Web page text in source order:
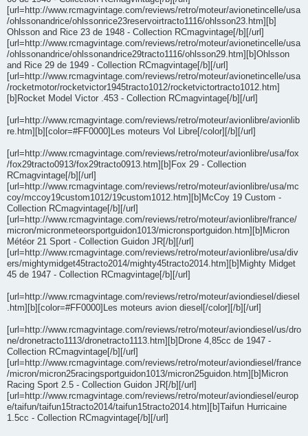
[url=http://www.rcmagvintage.com/reviews/retro/moteur/avionetincelle/usa
/ohlssonandrice/ohlssonrice23reservoirtracto1116/ohlsson23.htm][b]
Ohlsson and Rice 23 de 1948 - Collection RCmagvintage[/b][/url]
[url=http://www.rcmagvintage.com/reviews/retro/moteur/avionetincelle/usa
/ohlssonandrice/ohlssonandrice29tracto1116/ohlsson29.htm][b]Ohlsson
and Rice 29 de 1949 - Collection RCmagvintage[/b][/url]
[url=http://www.rcmagvintage.com/reviews/retro/moteur/avionetincelle/usa
/rocketmotor/rocketvictor1945tracto1012/rocketvictortracto1012.htm]
[b]Rocket Model Victor .453 - Collection RCmagvintage[/b][/url]
[url=http://www.rcmagvintage.com/reviews/retro/moteur/avionlibre/avionlib
re.htm][b][color=#FF0000]Les moteurs Vol Libre[/color][/b][/url]
[url=http://www.rcmagvintage.com/reviews/retro/moteur/avionlibre/usa/fox
/fox29tracto0913/fox29tracto0913.htm][b]Fox 29 - Collection
RCmagvintage[/b][/url]
[url=http://www.rcmagvintage.com/reviews/retro/moteur/avionlibre/usa/mc
coy/mccoy19custom1012/19custom1012.htm][b]McCoy 19 Custom -
Collection RCmagvintage[/b][/url]
[url=http://www.rcmagvintage.com/reviews/retro/moteur/avionlibre/france/
micron/micronmeteorsportguidon1013/micronsportguidon.htm][b]Micron
Météor 21 Sport - Collection Guidon JR[/b][/url]
[url=http://www.rcmagvintage.com/reviews/retro/moteur/avionlibre/usa/div
ers/mightymidget45tracto2014/mighty45tracto2014.htm][b]Mighty Midget
45 de 1947 - Collection RCmagvintage[/b][/url]
[url=http://www.rcmagvintage.com/reviews/retro/moteur/aviondiesel/diesel
.htm][b][color=#FF0000]Les moteurs avion diesel[/color][/b][/url]
[url=http://www.rcmagvintage.com/reviews/retro/moteur/aviondiesel/us/dro
ne/dronetracto1113/dronetracto1113.htm][b]Drone 4,85cc de 1947 -
Collection RCmagvintage[/b][/url]
[url=http://www.rcmagvintage.com/reviews/retro/moteur/aviondiesel/france
/micron/micron25racingsportguidon1013/micron25guidon.htm][b]Micron
Racing Sport 2.5 - Collection Guidon JR[/b][/url]
[url=http://www.rcmagvintage.com/reviews/retro/moteur/aviondiesel/europ
e/taifun/taifun15tracto2014/taifun15tracto2014.htm][b]Taifun Hurricaine
1.5cc - Collection RCmagvintage[/b][/url]